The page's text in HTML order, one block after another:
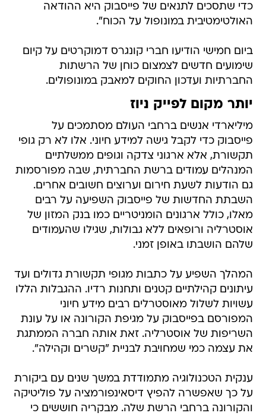
כדי שתסכים לתנאים של פייסבוק היא ההודאה
האולטימטיבית במונופול על הכוח".
ביום חמישי הודיעו חברי קונגרס דמוקרטים על קיום
שימועים חדשים לצמצום כוחן של הרשתות
החברתיות ועדכון החוקים למאבק במונופולים.
יותר מקום לפייק ניוז
מיליארדי אנשים ברחבי העולם מסתמכים על
פייסבוק כדי לקבל גישה למידע חיוני. אלו לא רק גופי
תקשורת, אלא ארגוני צדקה וגופים ממשלתיים
המנהלים עמודים ברשת החברתית, שבה מפורסמות
גם הודעות לשעת חירום וערוצים חשובים אחרים.
השבתת החדשות של פייסבוק השפיעה על רבים
מאלו, כולל ארגונים הומניטריים כמו בנק המזון של
אוסטרליה ורופאים ללא גבולות, שגילו שהעמודים
שלהם הושבתו באופן זמני.
המהלך השפיע על כתבות מגופי תקשורת גדולים ועד
עיתונים קהילתיים קטנים ותחנות רדיו. ההגבלות הללו
עשויות לשלול מאוסטרלים רבים מידע חיוני
המפורסם בפייסבוק על מגיפת הקורונה או על עונת
השריפות של אוסטרליה. זאת אותה חברה הממתגת
את עצמה כמי שמחויבת לבניית "קשרים וקהילה".
ענקית הטכנולוגיה מתמודדת במשך שנים עם ביקורת
על כך שאפשרה להפיץ דיסאינפורמציה על פוליטיקה
והקורונה ברחבי הרשת שלה. מבקריה חוששים כי